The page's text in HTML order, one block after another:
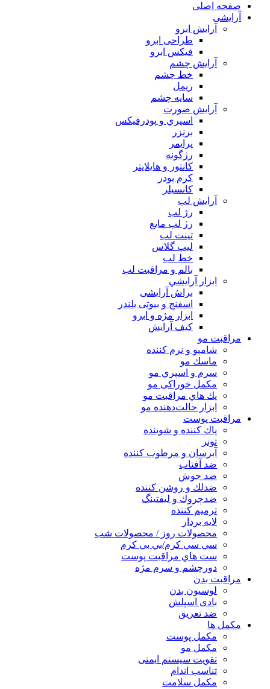
صفحه اصلی
آرایشی
آرايش ابرو
طراحی ابرو
فیکس ابرو
آرايش چشم
خط چشم
ريمل
سايه چشم
آرايش صورت
اسپري و پودرفيكس
برنزر
پرايمر
رژگونه
كانتور و هايلايتر
كرم پودر
كانسيلر
آرايش لب
رژ لب
رژ لب مایع
تینت لب
لیپ گلاس
خط لب
بالم و مراقبت لب
ابزار آرايشي
براش آرایشی
اسفنج و بیوتی بلندر
ابزار مژه و ابرو
کیف آرایش
مراقبت مو
شامپو و نرم كننده
ماسك مو
سرم و اسپري مو
مكمل خوراكی مو
پك هاي مراقبت مو
ابزار حالت‌دهنده مو
مراقبت پوست
پاك كننده و شوينده
تونر
آبرسان و مرطوب كننده
ضد آفتاب
ضد جوش
ضدلك و روشن كننده
ضدچروك و ليفتينگ
ترميم كننده
لايه بردار
محصولات روز / محصولات شب
سي سي كرم/بي بي كرم
ست هاي مراقبت پوست
دورچشم و سرم مژه
مراقبت بدن
لوسیون بدن
بادی اسپلش
ضد تعریق
مكمل ها
مکمل پوست
مکمل مو
تقویت سیستم ایمنی
تناسب اندام
مکمل سلامت